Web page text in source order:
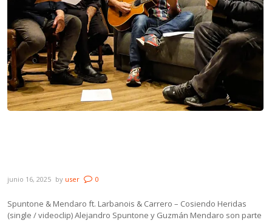
junio 16, 2025 by user 0
Spuntone & Mendaro ft. Larbanois & Carrero – Cosiendo Heridas
(single / videoclip) Alejandro Spuntone y Guzmán Mendaro son parte